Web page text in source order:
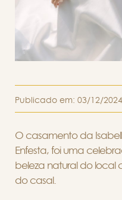
Publicado em: 03/12/2024
O casamento da
Enfesta, foi uma
beleza natural do local
do casal.